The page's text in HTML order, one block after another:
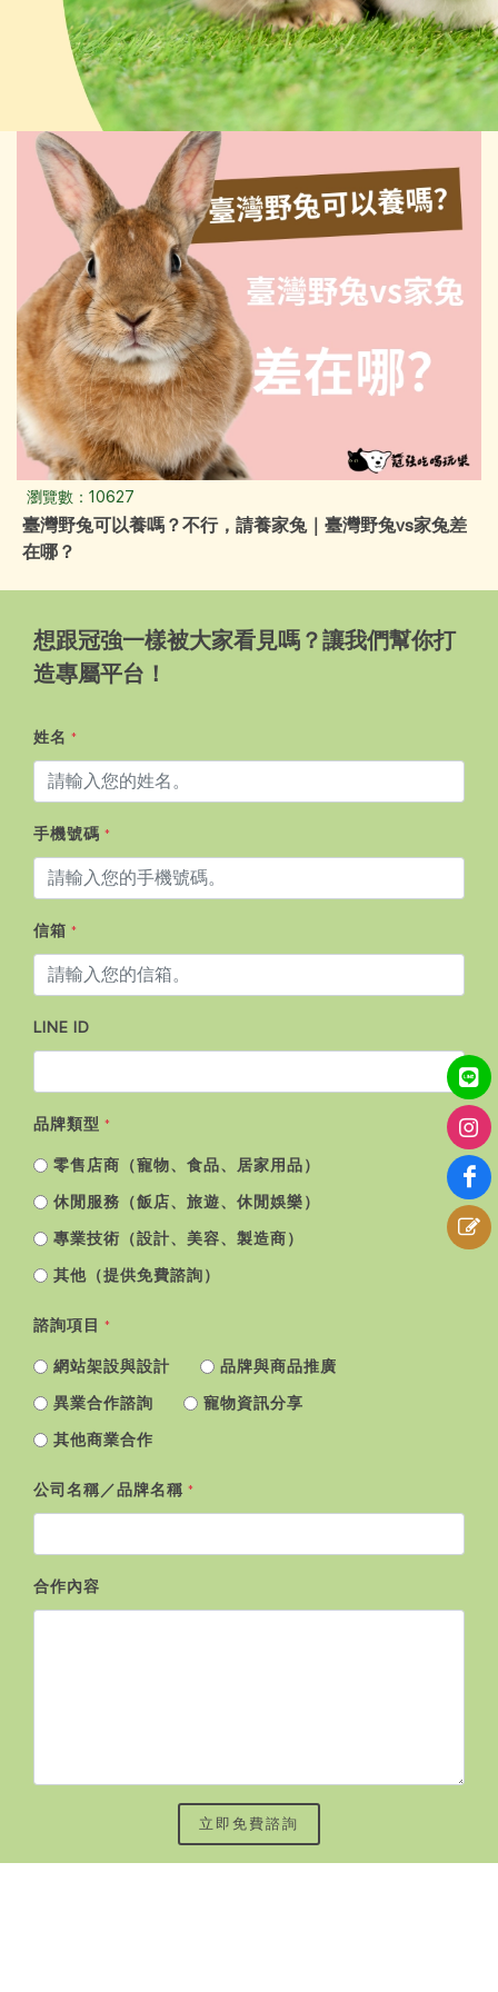
瀏覽數：10627
臺灣野兔可以養嗎？不行，請養家兔｜臺灣野兔vs家兔差
在哪？
想跟冠強一樣被大家看見嗎？讓我們幫你打
造專屬平台！
姓名 *
手機號碼 *
信箱 *
LINE ID
品牌類型 *
零售店商（寵物、食品、居家用品）
休閒服務（飯店、旅遊、休閒娛樂）
專業技術（設計、美容、製造商）
其他（提供免費諮詢）
諮詢項目 *
網站架設與設計 品牌與商品推廣
異業合作諮詢 寵物資訊分享
其他商業合作
公司名稱／品牌名稱 *
合作內容
立即免費諮詢